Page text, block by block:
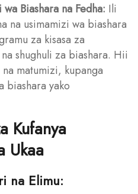
Biashara na Fedha: Ili
na usimamizi wa biashara
za kisasa za
shughuli za biashara. Hii
matumizi, kupanga
biashara yako
Kufanya
Ukaa
na Elimu: